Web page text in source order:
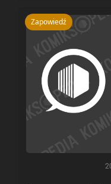
Zapowiedź